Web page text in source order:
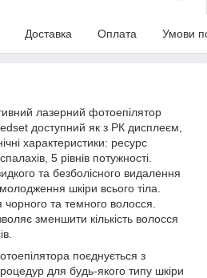
Доставка Оплата Умови
лазерний фотоепілятор
доступний як з РК дисплеєм,
характеристики: ресурс
5 рівнів потужності.
та безболісного видалення
шкіри всього тіла.
та темного волосся.
зменшити кількість волосся
поєднується з
для будь-якого типу шкіри